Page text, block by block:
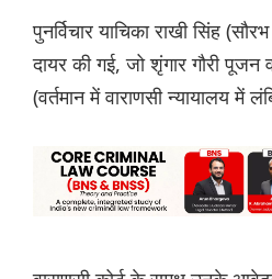
पुनर्विचार याचिका राखी सिंह
दायर की गई, जो शृंगार गौरी पूजन
(वर्तमान में वाराणसी न्यायालय में